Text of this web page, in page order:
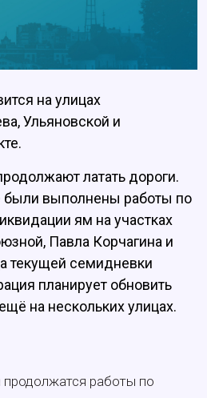
на улицах
Ульяновской и
латать дороги.
выполнены работы по
ям на участках
Павла Корчагина и
текущей семидневки
планирует обновить
на нескольких улицах.
работы по